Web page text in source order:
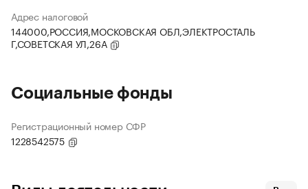
Адрес налоговой
144000,РОССИЯ,МОСКОВСКАЯ ОБЛ,ЭЛЕКТРОСТАЛЬ
Г,СОВЕТСКАЯ УЛ,26А
Социальные фонды
Регистрационный номер СФР
1228542575